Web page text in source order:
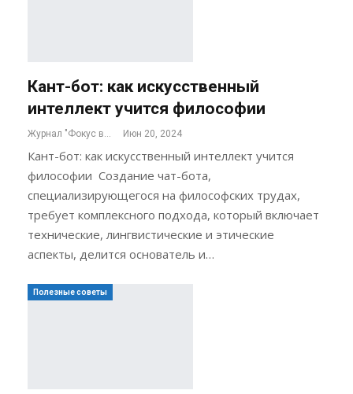
Кант-бот: как искусственный
интеллект учится философии
Журнал "Фокус внимания" Июн 20, 2024
Кант-бот: как искусственный интеллект учится
философии Создание чат-бота,
специализирующегося на философских трудах,
требует комплексного подхода, который включает
технические, лингвистические и этические
аспекты, делится основатель и…
Полезные советы